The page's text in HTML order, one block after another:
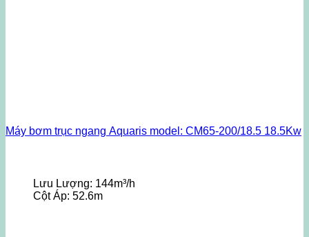
Máy bơm trục ngang Aquaris model: CM65-200/18.5 18.5Kw
Lưu Lượng: 144m³/h
Cột Áp: 52.6m